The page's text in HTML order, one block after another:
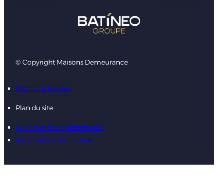
© Copyright Maisons Demeurance
Mentions légales
Plan du site
Politique de confidentialité
Paramètres des cookies